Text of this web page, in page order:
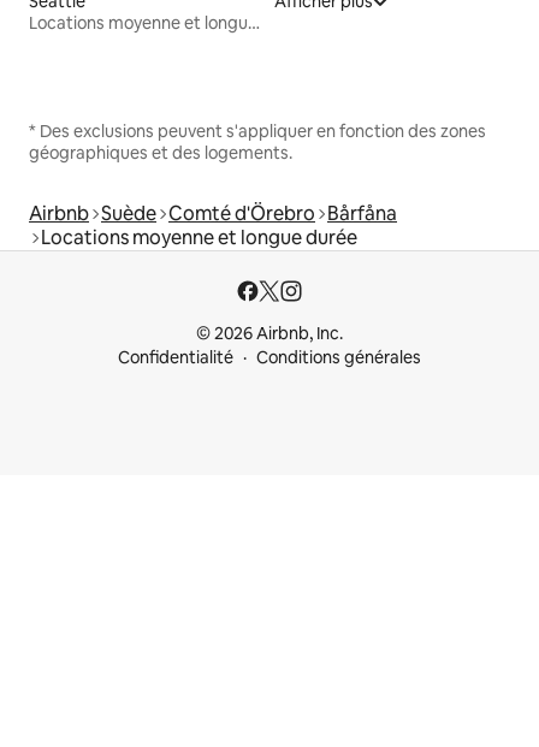
Locations moyenne et longue durée
* Des exclusions peuvent s'appliquer en fonction des zones
géographiques et des logements.
Airbnb Suède Comté d'Örebro Bårfåna
Locations moyenne et longue durée
© 2026 Airbnb, Inc.
Confidentialité
Conditions générales